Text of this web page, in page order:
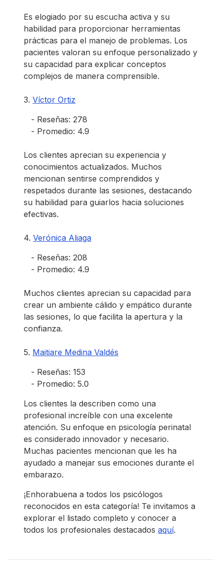
Es elogiado por su escucha activa y su
habilidad para proporcionar herramientas
prácticas para el manejo de problemas. Los
pacientes valoran su enfoque personalizado y
su capacidad para explicar conceptos
complejos de manera comprensible.
3. Víctor Ortiz
- Reseñas: 278
- Promedio: 4.9
Los clientes aprecian su experiencia y
conocimientos actualizados. Muchos
mencionan sentirse comprendidos y
respetados durante las sesiones, destacando
su habilidad para guiarlos hacia soluciones
efectivas.
4. Verónica Aliaga
- Reseñas: 208
- Promedio: 4.9
Muchos clientes aprecian su capacidad para
crear un ambiente cálido y empático durante
las sesiones, lo que facilita la apertura y la
confianza.
5. Maitiare Medina Valdés
- Reseñas: 153
- Promedio: 5.0
Los clientes la describen como una
profesional increíble con una excelente
atención. Su enfoque en psicología perinatal
es considerado innovador y necesario.
Muchas pacientes mencionan que les ha
ayudado a manejar sus emociones durante el
embarazo.
¡Enhorabuena a todos los psicólogos
reconocidos en esta categoría! Te invitamos a
explorar el listado completo y conocer a
todos los profesionales destacados aquí.